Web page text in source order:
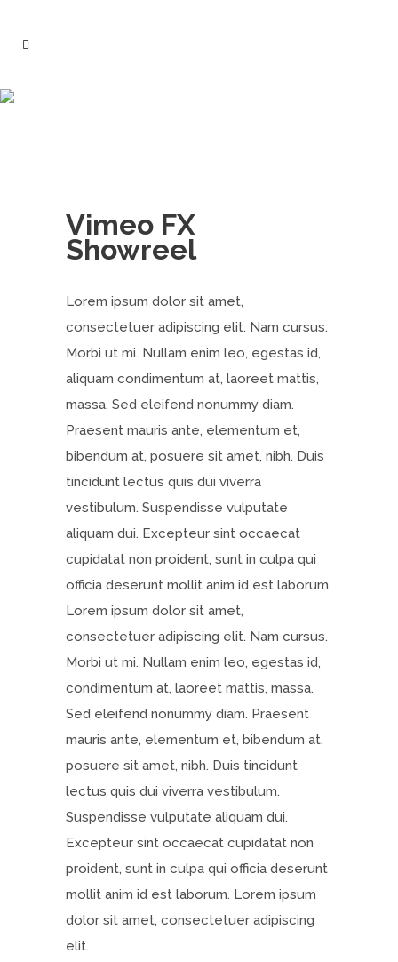
Vimeo FX
Showreel
Lorem ipsum dolor sit amet,
consectetuer adipiscing elit. Nam cursus.
Morbi ut mi. Nullam enim leo, egestas id,
aliquam condimentum at, laoreet mattis,
massa. Sed eleifend nonummy diam.
Praesent mauris ante, elementum et,
bibendum at, posuere sit amet, nibh. Duis
tincidunt lectus quis dui viverra
vestibulum. Suspendisse vulputate
aliquam dui. Excepteur sint occaecat
cupidatat non proident, sunt in culpa qui
officia deserunt mollit anim id est laborum.
Lorem ipsum dolor sit amet,
consectetuer adipiscing elit. Nam cursus.
Morbi ut mi. Nullam enim leo, egestas id,
condimentum at, laoreet mattis, massa.
Sed eleifend nonummy diam. Praesent
mauris ante, elementum et, bibendum at,
posuere sit amet, nibh. Duis tincidunt
lectus quis dui viverra vestibulum.
Suspendisse vulputate aliquam dui.
Excepteur sint occaecat cupidatat non
proident, sunt in culpa qui officia deserunt
mollit anim id est laborum. Lorem ipsum
dolor sit amet, consectetuer adipiscing
elit.